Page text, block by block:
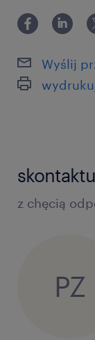
Wyślij
z chęcią
PZ